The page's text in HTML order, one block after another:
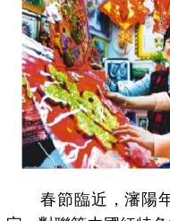
春節臨近，瀋陽年